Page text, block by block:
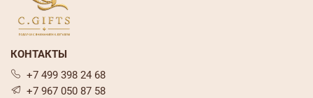
КОНТАКТЫ
+7 499 398 24 68
+7 967 050 87 58